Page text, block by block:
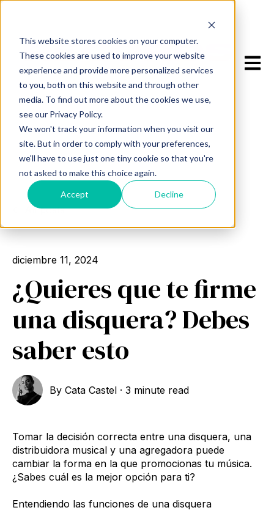
This website stores cookies on your computer.
These cookies are used to improve your website
experience and provide more personalized services
to you, both on this website and through other
media. To find out more about the cookies we use,
see our Privacy Policy.
We won't track your information when you visit our
site. But in order to comply with your preferences,
we'll have to use just one tiny cookie so that you're
not asked to make this choice again.
Accept Decline
Open
All posts
diciembre 11, 2024
¿Quieres que te firme
una disquera? Debes
saber esto
ByCata Castel ·3 minute read
Tomar la decisión correcta entre una disquera, una
distribuidora musical y una agregadora puede
cambiar la forma en la que promocionas tu música.
¿Sabes cuál es la mejor opción para ti?
Entendiendo las funciones de una disquera